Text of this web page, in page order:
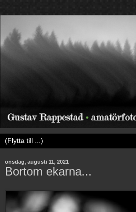
onsdag, augusti 11, 2021
Bortom ekarna...